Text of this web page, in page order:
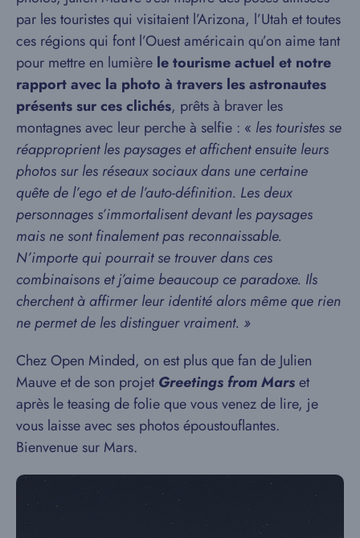
par les touristes qui visitaient l’Arizona, l’Utah et toutes
ces régions qui font l’Ouest américain qu’on aime tant
pour mettre en lumière le tourisme actuel et notre
rapport avec la photo à travers les astronautes
présents sur ces clichés, prêts à braver les
montagnes avec leur perche à selfie : « les touristes se
réapproprient les paysages et affichent ensuite leurs
photos sur les réseaux sociaux dans une certaine
quête de l’ego et de l’auto-définition. Les deux
personnages s’immortalisent devant les paysages
mais ne sont finalement pas reconnaissable.
N’importe qui pourrait se trouver dans ces
combinaisons et j’aime beaucoup ce paradoxe. Ils
cherchent à affirmer leur identité alors même que rien
ne permet de les distinguer vraiment. »
Chez Open Minded, on est plus que fan de Julien
Mauve et de son projetGreetings from Marset
après le teasing de folie que vous venez de lire, je
vous laisse avec ses photos époustouflantes.
Bienvenue sur Mars.